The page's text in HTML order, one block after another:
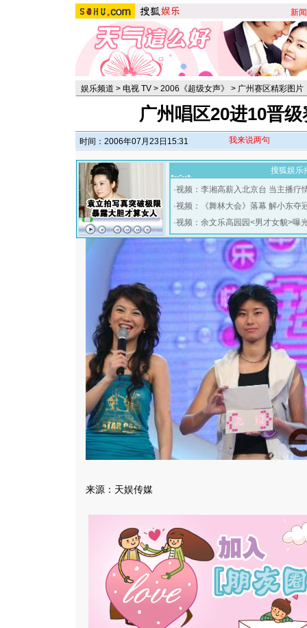
新闻
娱乐频道 > 电视 TV > 2006《超级女声》 > 广州赛区精彩图片
广州唱区20进10晋
时间：2006年07月23日15:31 我来说两句
搜狐娱乐
·视频：李湘高薪入北京台 当主播疗
·视频：《舞林大会》落幕 解小东夺
·视频：余文乐高园园<男才女貌>曝
来源：天娱传媒